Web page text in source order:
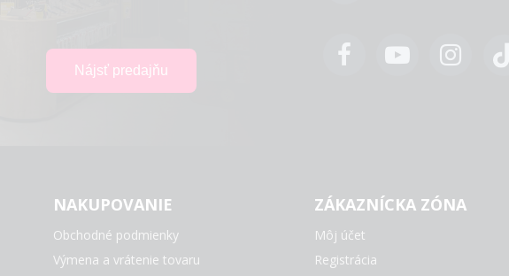
NAKUPOVANIE
Obchodné podmienky
Výmena a vrátenie tovaru
ZÁKAZNÍCKA ZÓNA
Môj účet
Registrácia